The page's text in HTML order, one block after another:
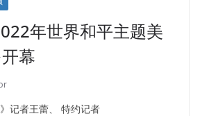
年世界和平主题美
幕
记者王蕾、 特约记者